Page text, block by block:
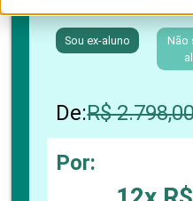
Sou ex-aluno
Não
De:R$
Por: